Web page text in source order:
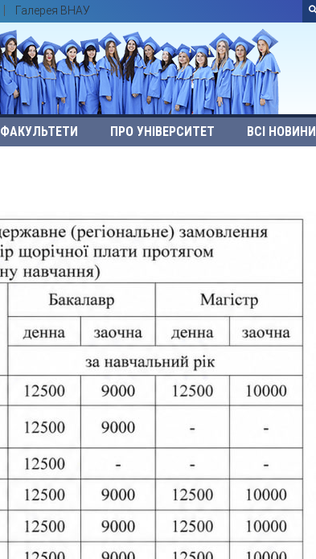
Галерея ВНАУ
ФАКУЛЬТЕТИ ПРО УНІВЕРСИТЕТ ВСІ НОВИНИ